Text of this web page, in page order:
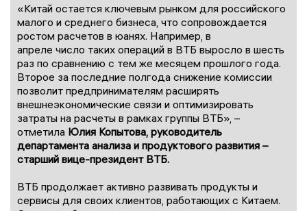
«Китай остается ключевым рынком для российского
малого и среднего бизнеса, что сопровождается
ростом расчетов в юанях. Например, в
апреле число таких операций в ВТБ выросло в шесть
раз по сравнению с тем же месяцем прошлого года.
Второе за последние полгода снижение комиссии
позволит предпринимателям расширять
внешнеэкономические связи и оптимизировать
затраты на расчеты в рамках группы ВТБ», –
отметила Юлия Копытова, руководитель
департамента анализа и продуктового развития –
старший вице-президент ВТБ.
ВТБ продолжает активно развивать продукты и
сервисы для своих клиентов, работающих с Китаем.